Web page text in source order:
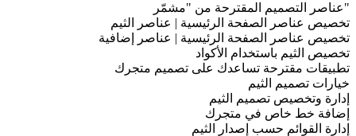
"عناصر التصميم المقترحة من "مشمّر
تخصيص عناصر الصفحة الرئيسية | عناصر الثيم
تخصيص عناصر الصفحة الرئيسية | عناصر إضافية
تخصيص الثيم باستخدام الأكواد
تطبيقات مقترحة تساعدك على تصميم متجرك
خيارات تصميم الثيم
إدارة وتخصيص تصميم الثيم
إضافة خط خاص في متجرك
إدارة القوائم حسب إصدار الثيم